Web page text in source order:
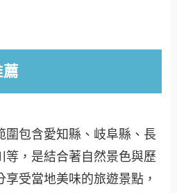
薦
圍包含愛知縣、岐阜縣、長
等，是結合著自然景色與歷
受當地美味的旅遊景點，